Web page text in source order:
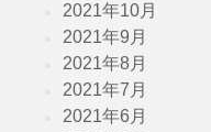
2021年10月
2021年9月
2021年8月
2021年7月
2021年6月